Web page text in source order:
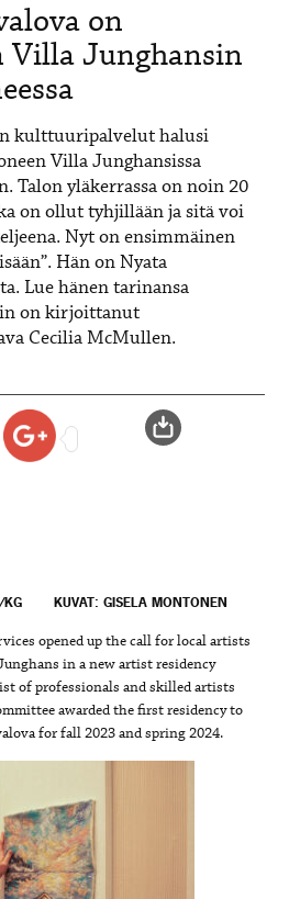
on
Villa Junghansin
kulttuuripalvelut halusi
Villa Junghansissa
Talon yläkerrassa on noin 20
on ollut tyhjillään ja sitä voi
Nyt on ensimmäinen
Hän onNyata
Lue hänen tarinansa
on kirjoittanut
Cecilia McMullen.
KG KUVAT: GISELA MONTONEN
opened up the call for local artists
in a new artist residency
of professionals and skilled artists
awarded the first residency to
for fall 2023 and spring 2024.